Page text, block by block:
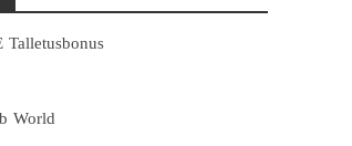
Talletusbonus
World